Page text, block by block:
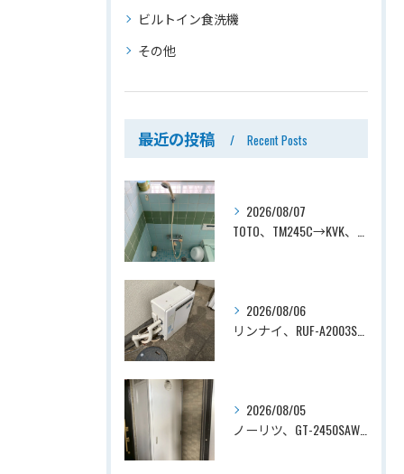
ビルトイン食洗機
その他
最近の投稿 Recent Posts
2026/08/07
TOTO、TM245C→KVK、KF800T、壁付タイプ、サーモスタット付シャワーバス水栓、浴室用水栓交換工事ー埼玉県上尾市平塚
2026/08/06
リンナイ、RUF-A2003SAG(A)→ノーリツ、GT-C2072SAR-1 BL、20号、エコジョーズ、オート、屋外据置型、給湯器交換工事ー埼玉県上尾市平塚
2026/08/05
ノーリツ、GT-2450SAWX-TB→ノーリツ、GT-2470SAW-TB-1 BL 、24号、オート、PS扉内後方排気、給湯器交換工事ー埼玉県さいたま市南区鹿手袋